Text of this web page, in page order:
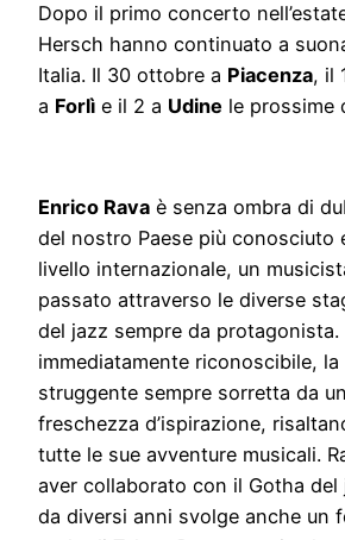
Dopo il primo concerto
Hersch hanno continuato a
Italia. Il 30 ottobre a Piacenza, il
a Forlì e il 2 a Udine le prossime
Enrico Rava è senza ombra di
del nostro Paese più conosciuto
livello internazionale, un
passato attraverso le diverse
del jazz sempre da protagonista.
immediatamente riconoscibile,
struggente sempre sorretta da
freschezza d’ispirazione,
tutte le sue avventure musicali.
aver collaborato con il Gotha del
da diversi anni svolge anche un